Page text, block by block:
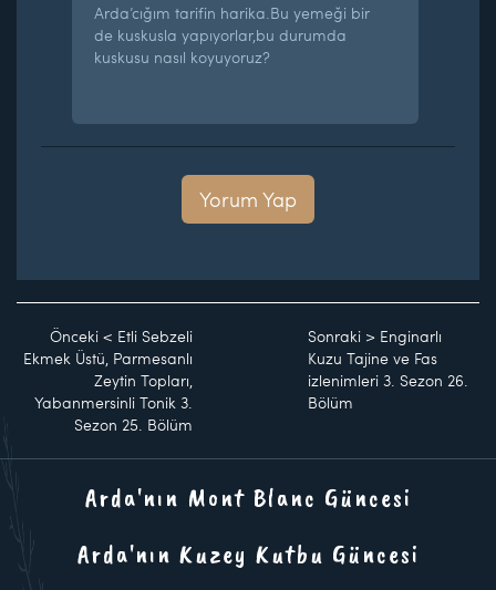
Arda’cığım tarifin harika.Bu yemeği bir
de kuskusla yapıyorlar,bu durumda
kuskusu nasıl koyuyoruz?
Yorum Yap
Önceki < Etli Sebzeli
Ekmek Üstü, Parmesanlı
Zeytin Topları,
Yabanmersinli Tonik 3.
Sezon 25. Bölüm
Sonraki > Enginarlı
Kuzu Tajine ve Fas
izlenimleri 3. Sezon 26.
Bölüm
Arda'nın Mont Blanc Güncesi
Arda'nın Kuzey Kutbu Güncesi